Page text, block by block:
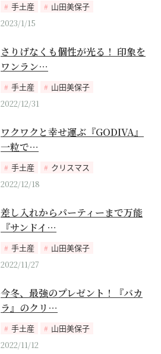
手土産
山田美保子
2023/1/15
さりげなくも個性が光る！ 印象を
ワンラン…
手土産
山田美保子
2022/12/31
ワクワクと幸せ運ぶ『GODIVA』
一粒で…
手土産
クリスマス
2022/12/18
差し入れからパーティーまで万能
『サンドイ…
手土産
山田美保子
2022/11/27
今冬、最強のプレゼント！『バカ
ラ』のクリ…
手土産
山田美保子
2022/11/12